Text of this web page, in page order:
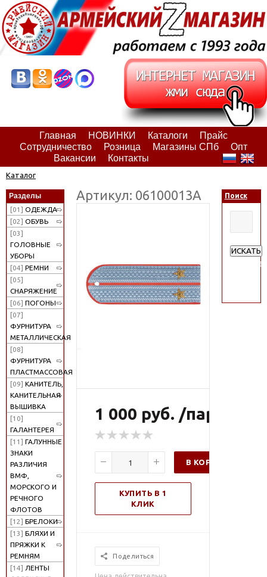
Главная НОВИНКИ Каталоги
Прайс
Сотрудничество
Розница Магазины СПб
Опт
Вакансии
Контакты
Каталог
Разделы
[01] ОДЕЖДА
[02] ОБУВЬ
[03]
ГОЛОВНЫЕ
УБОРЫ
[04] РЕМНИ
[05]
СНАРЯЖЕНИЕ
[06] ПОГОНЫ
[07]
ФУРНИТУРА
МЕТАЛЛИЧЕСКАЯ
[08]
ФУРНИТУРА
ПЛАСТМАССОВАЯ
[09] КАНИТЕЛЬ,
КАНИТЕЛЬНАЯ
ВЫШИВКА
[10]
ГАЛАНТЕРЕЯ
[11] ГАЛУННЫЕ
ЗНАКИ
РАЗЛИЧИЯ
ВМФ,
МОРСКОГО И
РЕЧНОГО
ФЛОТОВ
[12] БРЕЛОКИ
[13] БЛЯХИ И
ПРЯЖКИ К
РЕМНЯМ
[14] ЛЕНТЫ
Артикул: 06100013А
1 000 руб. /пар
В КОРЗИНУ
КУПИТЬ В 1
КЛИК
Поделиться
Поиск
ИСКАТЬ